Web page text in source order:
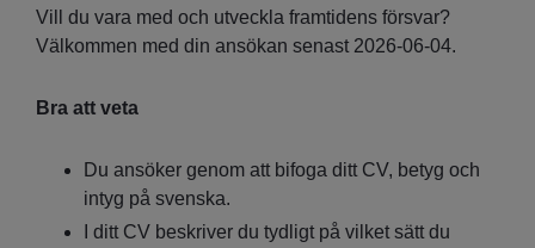
Vill du vara med och utveckla framtidens försvar?
Välkommen med din ansökan senast 2026-06-04.
Bra att veta
Du ansöker genom att bifoga ditt CV, betyg och
intyg på svenska.
I ditt CV beskriver du tydligt på vilket sätt du